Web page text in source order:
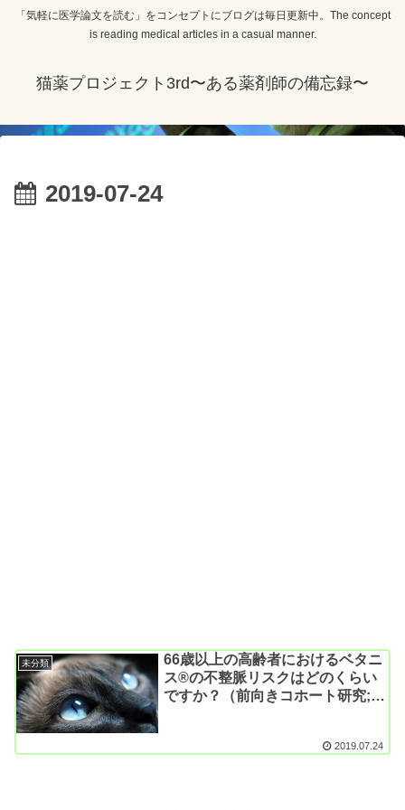
「気軽に医学論文を読む」をコンセプトにブログは毎日更新中。The concept
is reading medical articles in a casual manner.
猫薬プロジェクト3rd〜ある薬剤師の備忘録〜
2019-07-24
未分類
66歳以上の高齢者におけるベタニ
ス®️の不整脈リスクはどのくらい
ですか？（前向きコホート研究;
2019.07.24